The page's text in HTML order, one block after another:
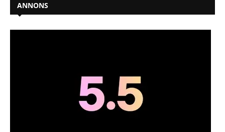
ANNONS